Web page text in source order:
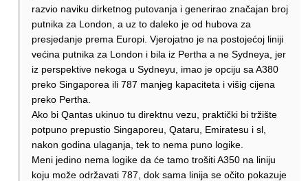
razvio naviku dirketnog putovanja i generirao značajan broj
putnika za London, a uz to daleko je od hubova za
presjedanje prema Europi. Vjerojatno je na postojećoj liniji
većina putnika za London i bila iz Pertha a ne Sydneya, jer
iz perspektive nekoga u Sydneyu, imao je opciju sa A380
preko Singaporea ili 787 manjeg kapaciteta i višig cijena
preko Pertha.
Ako bi Qantas ukinuo tu direktnu vezu, praktički bi tržište
potpuno prepustio Singaporeu, Qataru, Emiratesu i sl,
nakon godina ulaganja, tek to nema puno logike.
Meni jedino nema logike da će tamo trošiti A350 na liniju
koju može održavati 787, dok sama linija se očito pokazuje